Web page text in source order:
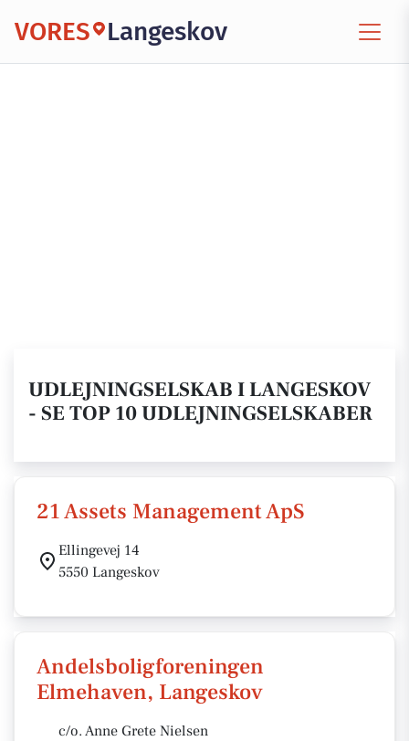
VORES Langeskov
UDLEJNINGSELSKAB I LANGESKOV
- SE TOP 10 UDLEJNINGSELSKABER
21 Assets Management ApS
Ellingevej 14
5550 Langeskov
Andelsboligforeningen
Elmehaven, Langeskov
c/o. Anne Grete Nielsen